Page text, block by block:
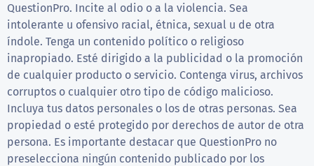
QuestionPro. Incite al odio o a la violencia. Sea
intolerante u ofensivo racial, étnica, sexual u de otra
índole. Tenga un contenido político o religioso
inapropiado. Esté dirigido a la publicidad o la promoción
de cualquier producto o servicio. Contenga virus, archivos
corruptos o cualquier otro tipo de código malicioso.
Incluya tus datos personales o los de otras personas. Sea
propiedad o esté protegido por derechos de autor de otra
persona. Es importante destacar que QuestionPro no
preselecciona ningún contenido publicado por los